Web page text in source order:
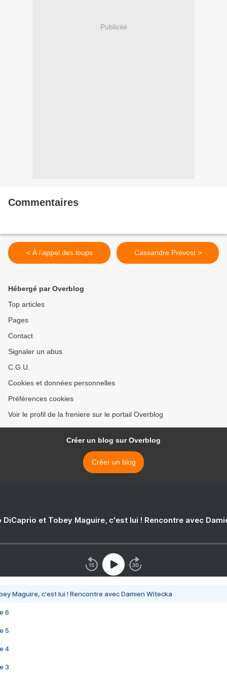
Publicité
Commentaires
< À l'appel des loups Cassandre Prévost >
Hébergé par Overblog
Top articles
Pages
Contact
Signaler un abus
C.G.U.
Cookies et données personnelles
Préférences cookies
Voir le profil de la freniere sur le portail Overblog
Créer un blog sur Overblog
Créer un blog
DiCaprio et Tobey Maguire, c'est lui ! Rencontre avec
Maguire, c'est lui ! Rencontre avec Damien Witecka
6
5
4
3